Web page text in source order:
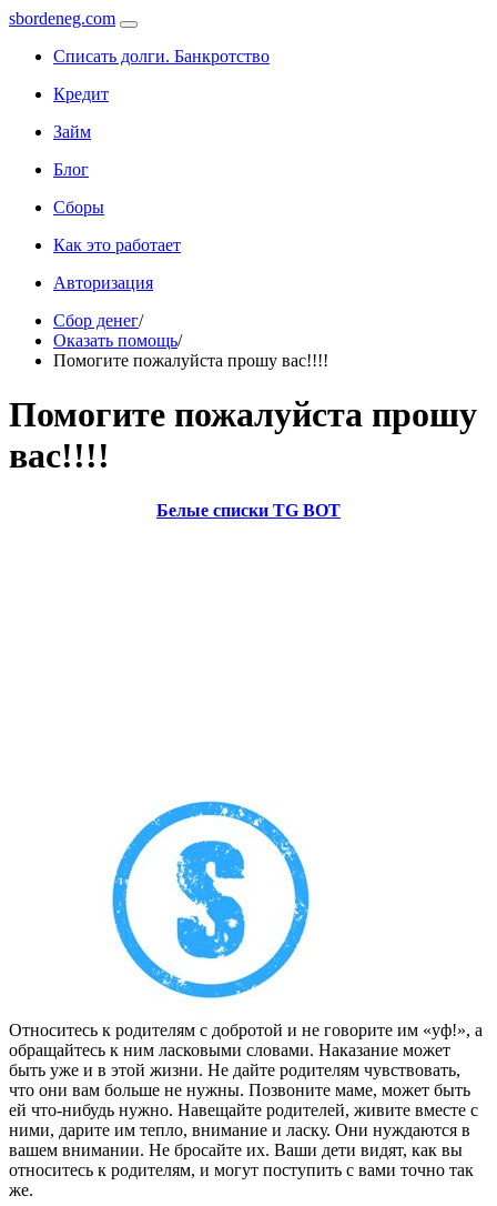
sbordeneg.com
Списать долги. Банкротство
Кредит
Займ
Блог
Сборы
Как это работает
Авторизация
Сбор денег/
Оказать помощь/
Помогите пожалуйста прошу вас!!!!
Помогите пожалуйста прошу
вас!!!!
Белые списки TG BOT
Относитесь к родителям с добротой и не говорите им «уф!», а
обращайтесь к ним ласковыми словами. Наказание может
быть уже и в этой жизни. Не дайте родителям чувствовать,
что они вам больше не нужны. Позвоните маме, может быть
ей что-нибудь нужно. Навещайте родителей, живите вместе с
ними, дарите им тепло, внимание и ласку. Они нуждаются в
вашем внимании. Не бросайте их. Ваши дети видят, как вы
относитесь к родителям, и могут поступить с вами точно так
же.